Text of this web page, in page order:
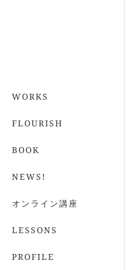
WORKS
FLOURISH
BOOK
NEWS!
オンライン講座
LESSONS
PROFILE